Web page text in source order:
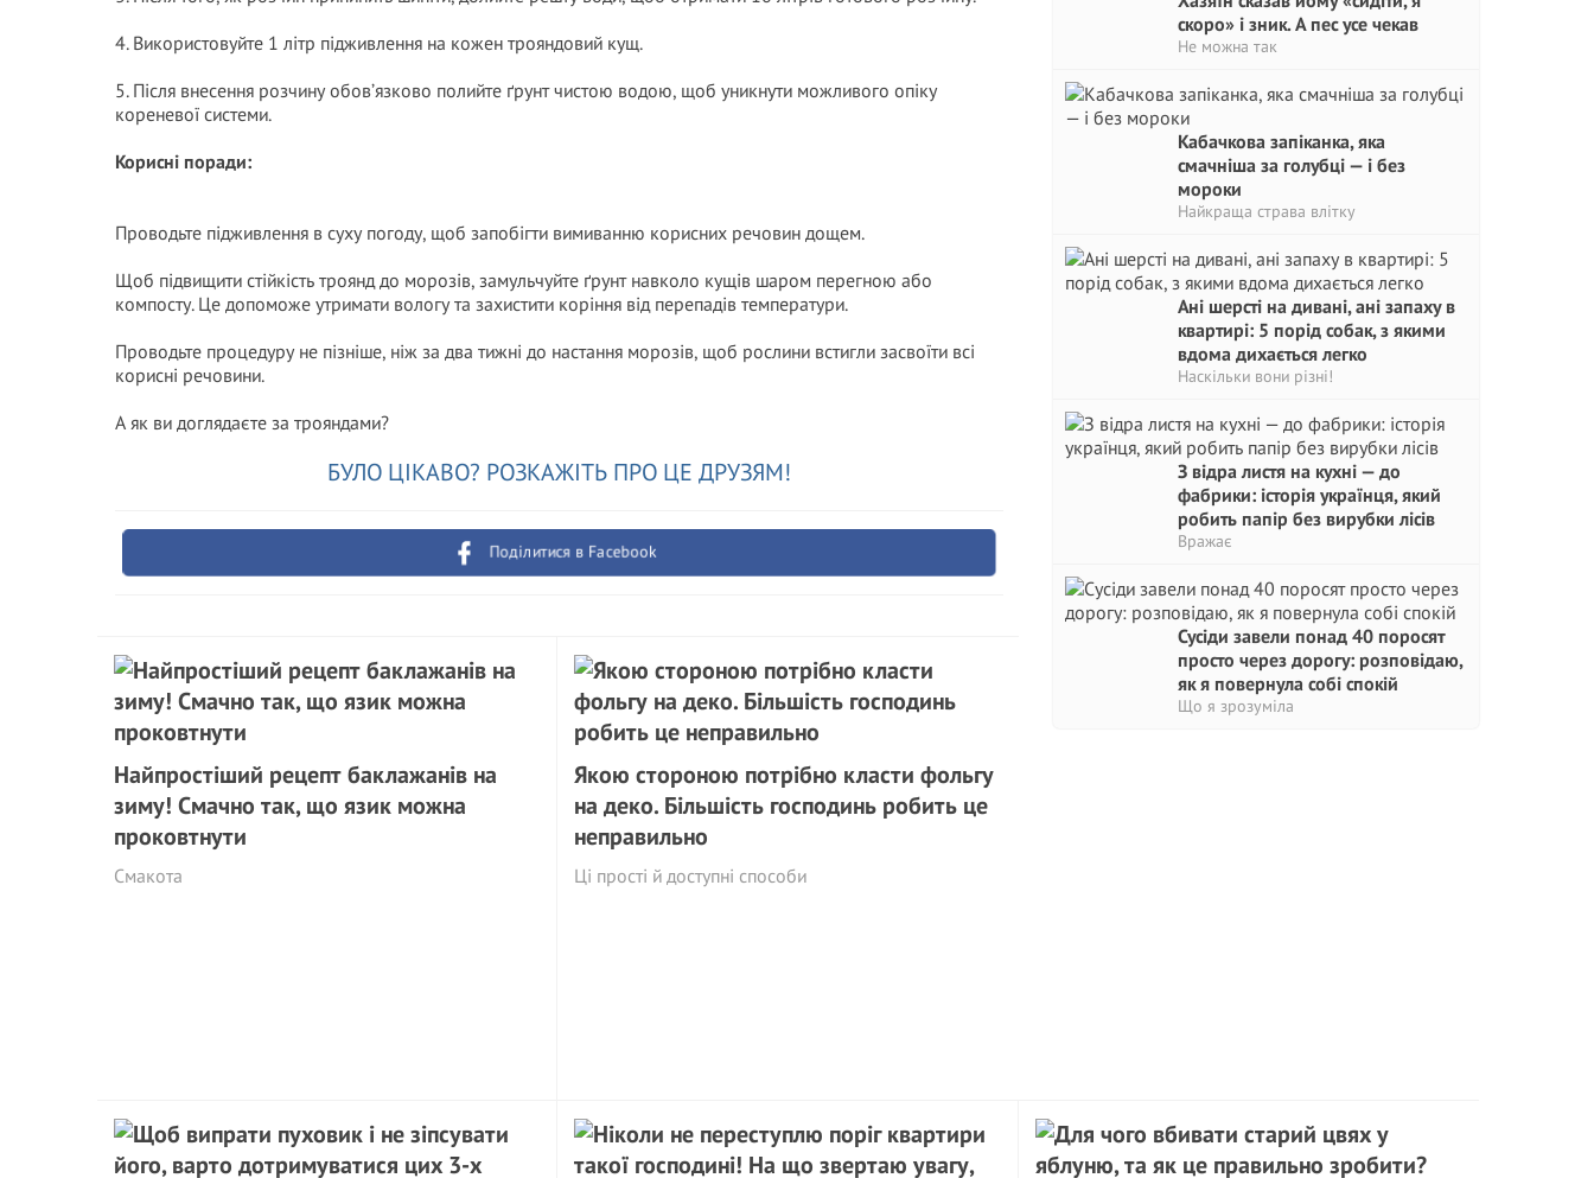
скоро» і зник. А пес усе чекав
Не можна так
Кабачкова запіканка, яка
смачніша за голубці — і без
мороки
Найкраща страва влітку
Ані шерсті на дивані, ані запаху в
квартирі: 5 порід собак, з якими
вдома дихається легко
Наскільки вони різні!
З відра листя на кухні — до
фабрики: історія українця, який
робить папір без вирубки лісів
Вражає
Сусіди завели понад 40 поросят
просто через дорогу: розповідаю,
як я повернула собі спокій
Що я зрозуміла
4. Використовуйте 1 літр підживлення на кожен трояндовий кущ.
5. Після внесення розчину обов’язково полийте ґрунт чистою водою, щоб уникнути можливого опіку
кореневої системи.
Корисні поради:
Проводьте підживлення в суху погоду, щоб запобігти вимиванню корисних речовин дощем.
Щоб підвищити стійкість троянд до морозів, замульчуйте ґрунт навколо кущів шаром перегною або
компосту. Це допоможе утримати вологу та захистити коріння від перепадів температури.
Проводьте процедуру не пізніше, ніж за два тижні до настання морозів, щоб рослини встигли засвоїти всі
корисні речовини.
А як ви доглядаєте за трояндами?
БУЛО ЦІКАВО? РОЗКАЖІТЬ ПРО ЦЕ ДРУЗЯМ!
Поділитися в Facebook
Найпростіший рецепт баклажанів на
зиму! Смачно так, що язик можна
проковтнути
Смакота
Якою стороною потрібно класти фольгу
на деко. Більшість господинь робить це
неправильно
Ці прості й доступні способи